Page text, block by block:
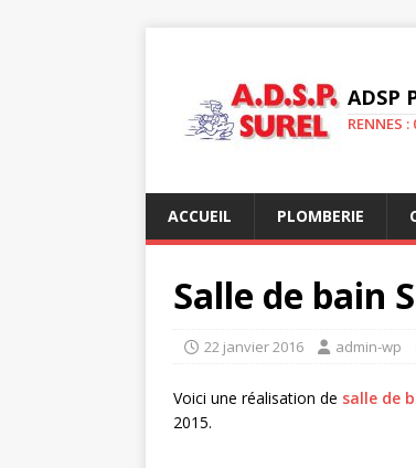
ADSP
RENNES
ACCUEIL PLOMBERIE
Salle de bain
22 janvier 2016 admin-wp
Voici une réalisation de salle de
2015.